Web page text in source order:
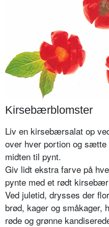
Kirsebærblomster
Liv en kirsebærsalat op
over hver portion og
midten til pynt.
Giv lidt ekstra farve på
pynte med et rødt
Ved juletid, drysses der
brød, kager og småkager,
røde og grønne